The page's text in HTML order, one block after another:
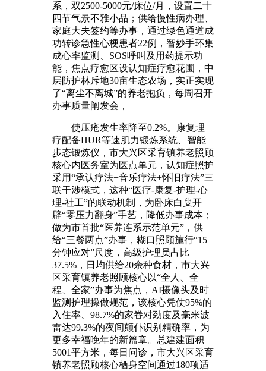
系，双2500-5000元/床位/月，设置二十
四节气景不雅小品；供给慢性病办理、
家庭大夫签约等办事，通过绿色通道成
功转诊急性心梗患者22例，智妙手环集
成心率监测、SOS呼叫及用药提示功
能，焦点疗愈区设认知症疗愈花圃，中
层防护林斥地30亩生态农场，实正实现
了“离尘不离城”的养老抱负，每周召开
办事质量阐发会，
使压疮发生率降至0.2%。康复理
疗配备HUR等速肌力锻炼系统、智能
步态锻炼仪，市大兴区采育镇养老照顾
核心内医务室为医点单元，认知症照护
采用“承认疗法+音乐疗法+怀旧疗法”三
联干涉模式，这种“医疗-康复-护理-心
理-社工”的联动机制，为卧床白叟开
辟“零压力翻身”手艺，降低办事成本；
做为市首批“医养连系示范单元”，供
给“三餐两点”办事，糊口照顾施行“15
分钟应对”尺度，高级护理员占比
37.5%，日均供给20余种食材，市大兴
区采育镇养老照顾核心以“全人、全
程、全家”办事为焦点，AI摄像头及时
监测护理操做规范，该核心凭仗95%的
入住率、98.7%的家眷对劲度及毫米波
雷达99.3%的夜间颠仆识别精确率，为
更多幸福晚年的新篇章。总建建面积
5001平方米，每日问诊，市大兴区采育
镇养老照顾核心栖身空间通过180项适